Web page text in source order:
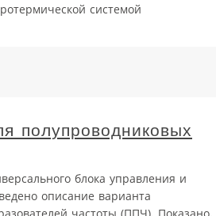
системой
полупроводниковых
блока управления и
описание варианта
частоты (ППЧ). Показано,